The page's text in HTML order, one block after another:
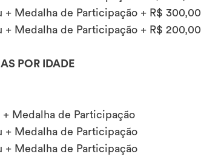
+ Medalha de Participação + R$ 300,00
+ Medalha de Participação + R$ 200,00
POR IDADE
+ Medalha de Participação
+ Medalha de Participação
+ Medalha de Participação